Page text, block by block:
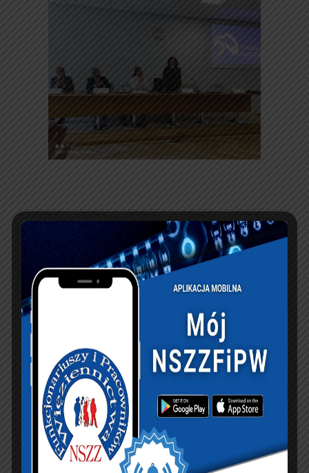
PREVIOUS ARTICLE
Komunikat
personalny
NEXT ARTICLE
Wspólne stanowisko
związkowych
KSIĘGA GOŚCI:
Zobacz księgę
dopisz do księgi